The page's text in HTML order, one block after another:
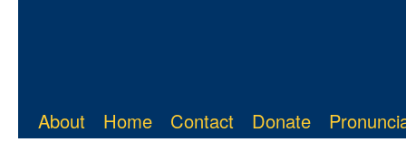
About Home Contact Donate